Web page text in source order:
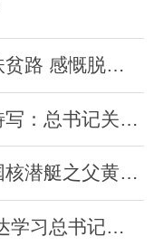
中外学者重走习近平总书记扶贫路 感慨脱贫致富新变化
习近平总书记接见王锋妻子特写：总书记关怀暖人心
被总书记邀请前排合影的中国核潜艇之父黄旭华：喜欢隐姓埋名每天上班
河南省委常委会召开会议 传达学习总书记重要讲话精神